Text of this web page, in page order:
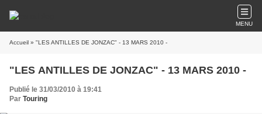
MENU
Accueil » "LES ANTILLES DE JONZAC" - 13 MARS 2010 -
"LES ANTILLES DE JONZAC" - 13 MARS 2010 -
Publié le 31/03/2010 à 19:41
Par Touring